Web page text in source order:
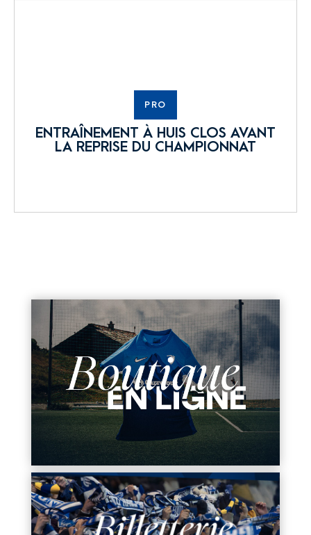
PRO
ENTRAÎNEMENT À HUIS CLOS AVANT
LA REPRISE DU CHAMPIONNAT